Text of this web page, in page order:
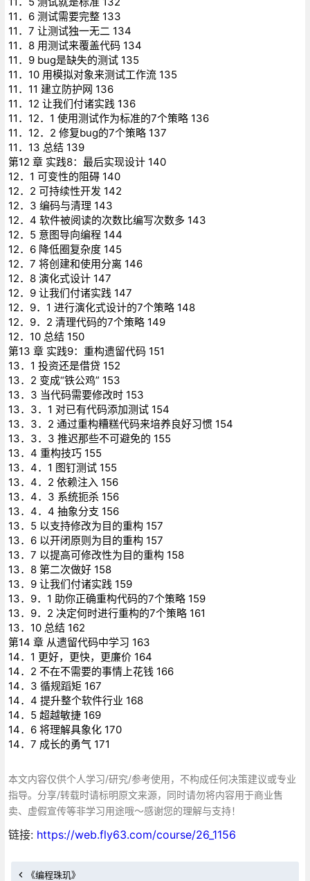
11．6 测试需要完整 133
11．7 让测试独一无二 134
11．8 用测试来覆盖代码 134
11．9 bug是缺失的测试 135
11．10 用模拟对象来测试工作流 135
11．11 建立防护网 136
11．12 让我们付诸实践 136
11．12．1 使用测试作为标准的7个策略 136
11．12．2 修复bug的7个策略 137
11．13 总结 139
第12 章 实践8：最后实现设计 140
12．1 可变性的阻碍 140
12．2 可持续性开发 142
12．3 编码与清理 143
12．4 软件被阅读的次数比编写次数多 143
12．5 意图导向编程 144
12．6 降低圈复杂度 145
12．7 将创建和使用分离 146
12．8 演化式设计 147
12．9 让我们付诸实践 147
12．9．1 进行演化式设计的7个策略 148
12．9．2 清理代码的7个策略 149
12．10 总结 150
第13 章 实践9：重构遗留代码 151
13．1 投资还是借贷 152
13．2 变成“铁公鸡” 153
13．3 当代码需要修改时 153
13．3．1 对已有代码添加测试 154
13．3．2 通过重构糟糕代码来培养良好习惯 154
13．3．3 推迟那些不可避免的 155
13．4 重构技巧 155
13．4．1 图钉测试 155
13．4．2 依赖注入 156
13．4．3 系统扼杀 156
13．4．4 抽象分支 156
13．5 以支持修改为目的重构 157
13．6 以开闭原则为目的重构 157
13．7 以提高可修改性为目的重构 158
13．8 第二次做好 158
13．9 让我们付诸实践 159
13．9．1 助你正确重构代码的7个策略 159
13．9．2 决定何时进行重构的7个策略 161
13．10 总结 162
第14 章 从遗留代码中学习 163
14．1 更好，更快，更廉价 164
14．2 不在不需要的事情上花钱 166
14．3 循规蹈矩 167
14．4 提升整个软件行业 168
14．5 超越敏捷 169
14．6 将理解具象化 170
14．7 成长的勇气 171
本文内容仅供个人学习/研究/参考使用，不构成任何决策建议或专业
指导。分享/转载时请标明原文来源，同时请勿将内容用于商业售
卖、虚假宣传等非学习用途哦～感谢您的理解与支持！
链接: https://web.fly63.com/course/26_1156
《编程珠玑》